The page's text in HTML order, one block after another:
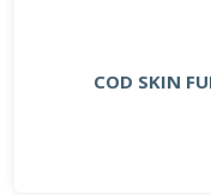
COD SKIN